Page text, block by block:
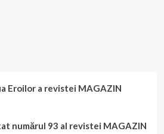
Eroilor a revistei MAGAZIN
numărul 93 al revistei MAGAZIN